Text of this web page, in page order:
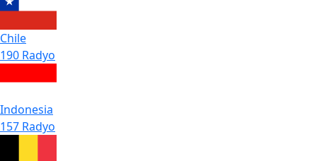
Chile
190 Radyo
Indonesia
157 Radyo